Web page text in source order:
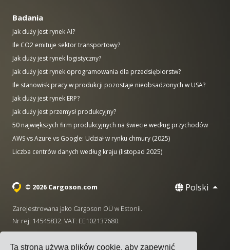
Ta strona używa plików cookie, aby zapewnić
Badania
Jak duży jest rynek AI?
Ile CO2 emituje sektor transportowy?
Jak duży jest rynek logistyczny?
Jak duży jest rynek oprogramowania dla przedsiębiorstw?
Ile stanowisk pracy w produkcji pozostaje nieobsadzonych w USA?
Jak duży jest rynek ERP?
Jak duży jest przemysł produkcyjny?
50 największych firm produkcyjnych na świecie według przychodów
AWS vs Azure vs Google: Udział w rynku chmury (2025)
Liczba centrów danych według kraju (listopad 2025)
© 2026 Cargoson.com Polski
Zarejestrowana jako Cargoson OÜ w Estonii.
Nr rej: 14545832. VAT: EE102137680.